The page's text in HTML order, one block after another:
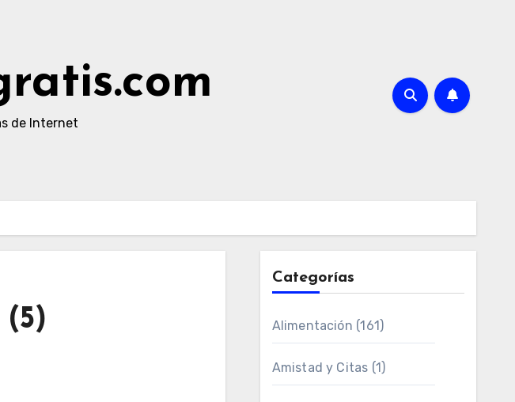
de Internet
Categorías
Alimentación (161)
Amistad y Citas (1)